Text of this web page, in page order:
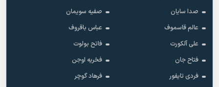
صدا سایان
صفیه سویمان
عالم قاسموف
عباس باقروف
علی آلکورت
فاتح بولوت
فتاح جان
فخریه اوجن
فردی تایفور
فرهاد گوچر